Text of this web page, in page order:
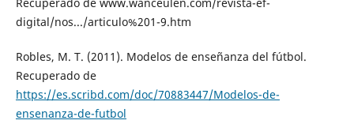
Recuperado de www.wanceulen.com/revista-ef-
digital/nos.../articulo%201-9.htm
Robles, M. T. (2011). Modelos de enseñanza del fútbol.
Recuperado de
https://es.scribd.com/doc/70883447/Modelos-de-
ensenanza-de-futbol